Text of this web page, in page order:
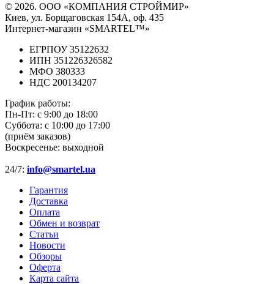
© 2026. ООО «КОМПАНИЯ СТРОЙМИР»
Киев, ул. Борщаговская 154А, оф. 435
Интернет-магазин «SMARTEL™»
ЕГРПОУ 35122632
ИПН 351226326582
МФО 380333
НДС 200134207
График работы:
Пн-Пт: с 9:00 до 18:00
Суббота: с 10:00 до 17:00
(приём заказов)
Воскресенье: выходной
24/7: info@smartel.ua
Гарантия
Доставка
Оплата
Обмен и возврат
Статьи
Новости
Обзоры
Оферта
Карта сайта